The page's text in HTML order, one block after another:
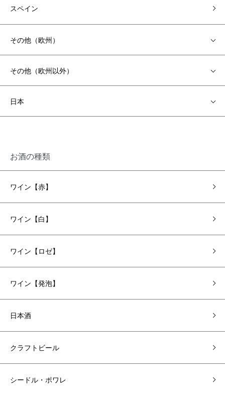
スペイン
その他（欧州）
その他（欧州以外）
日本
お酒の種類
ワイン【赤】
ワイン【白】
ワイン【ロゼ】
ワイン【発泡】
日本酒
クラフトビール
シードル・ポワレ